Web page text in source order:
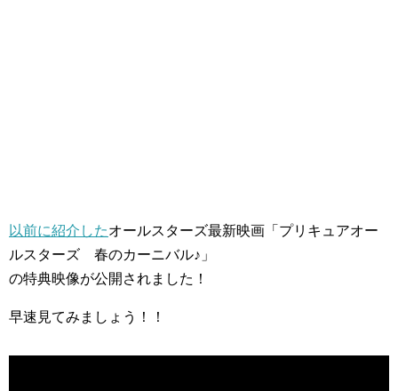
以前に紹介したオールスターズ最新映画「プリキュアオー
ルスターズ 春のカーニバル♪」
の特典映像が公開されました！
早速見てみましょう！！